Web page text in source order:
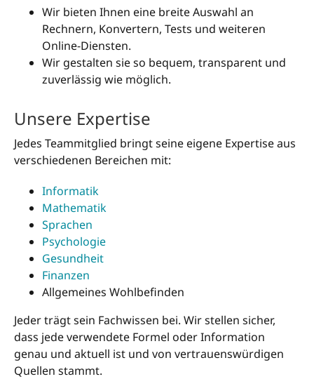
Wir bieten Ihnen eine breite Auswahl an
Rechnern, Konvertern, Tests und weiteren
Online-Diensten.
Wir gestalten sie so bequem, transparent und
zuverlässig wie möglich.
Unsere Expertise
Jedes Teammitglied bringt seine eigene Expertise aus
verschiedenen Bereichen mit:
Informatik
Mathematik
Sprachen
Psychologie
Gesundheit
Finanzen
Allgemeines Wohlbefinden
Jeder trägt sein Fachwissen bei. Wir stellen sicher,
dass jede verwendete Formel oder Information
genau und aktuell ist und von vertrauenswürdigen
Quellen stammt.